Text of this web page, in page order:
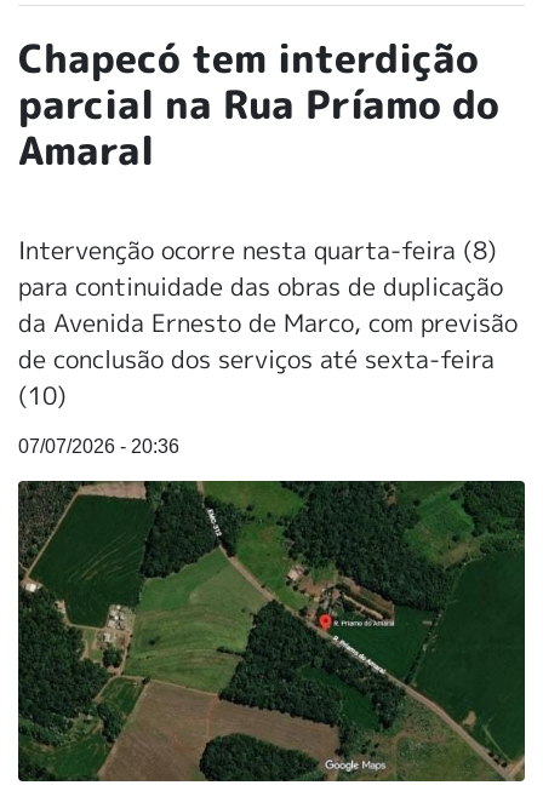
Chapecó tem interdição
parcial na Rua Príamo do
Amaral
Intervenção ocorre nesta quarta-feira (8)
para continuidade das obras de duplicação
da Avenida Ernesto de Marco, com previsão
de conclusão dos serviços até sexta-feira
(10)
07/07/2026 - 20:36